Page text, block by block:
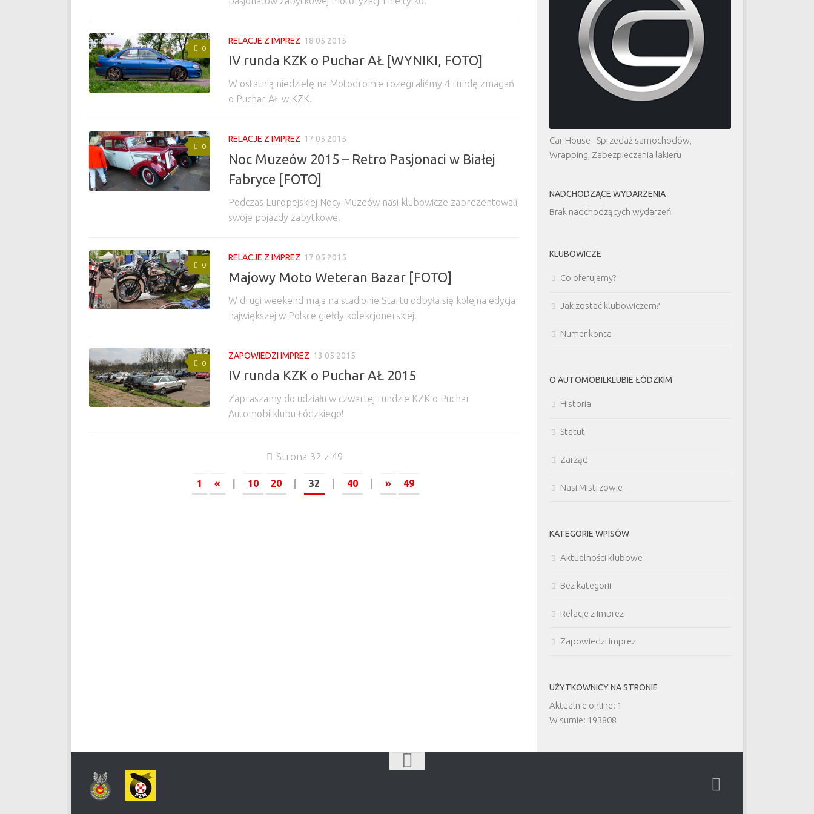
0
RELACJE Z IMPREZ 18 05 2015
IV runda KZK o Puchar AŁ [WYNIKI, FOTO]
W ostatnią niedzielę na Motodromie rozegraliśmy 4 rundę zmagań
o Puchar AŁ w KZK.
0
RELACJE Z IMPREZ 17 05 2015
Noc Muzeów 2015 – Retro Pasjonaci w Białej
Fabryce [FOTO]
Podczas Europejskiej Nocy Muzeów nasi klubowicze zaprezentowali
swoje pojazdy zabytkowe.
0
RELACJE Z IMPREZ 17 05 2015
Majowy Moto Weteran Bazar [FOTO]
W drugi weekend maja na stadionie Startu odbyła się kolejna edycja
największej w Polsce giełdy kolekcjonerskiej.
0
ZAPOWIEDZI IMPREZ 13 05 2015
IV runda KZK o Puchar AŁ 2015
Zapraszamy do udziału w czwartej rundzie KZK o Puchar
Automobilklubu Łódzkiego!
Strona 32 z 49
1 « 10 20 32 40 » 49
Car-House - Sprzedaż samochodów,
Wrapping, Zabezpieczenia lakieru
NADCHODZĄCE WYDARZENIA
Brak nadchodzących wydarzeń
KLUBOWICZE
Co oferujemy?
Jak zostać klubowiczem?
Numer konta
O AUTOMOBILKLUBIE ŁÓDZKIM
Historia
Statut
Zarząd
Nasi Mistrzowie
KATEGORIE WPISÓW
Aktualności klubowe
Bez kategorii
Relacje z imprez
Zapowiedzi imprez
UŻYTKOWNICY NA STRONIE
Aktualnie online: 1
W sumie: 193808